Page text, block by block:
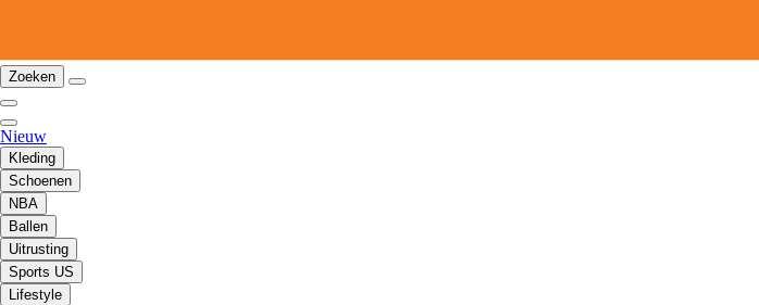
Zoeken
Nieuw
Kleding
Schoenen
NBA
Ballen
Uitrusting
Sports US
Lifestyle